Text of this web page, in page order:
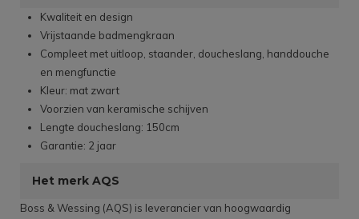
Kwaliteit en design
Vrijstaande badmengkraan
Compleet met uitloop, staander, doucheslang, handdouche
en mengfunctie
Kleur: mat zwart
Voorzien van keramische schijven
Lengte doucheslang: 150cm
Garantie: 2 jaar
Het merk AQS
Boss & Wessing (AQS) is leverancier van hoogwaardig